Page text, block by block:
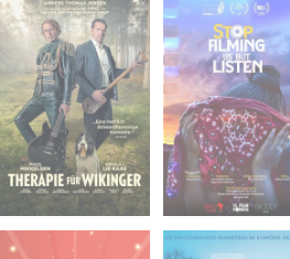
Mo. 11.05.2026
20:00
Hörsaal 2 - FSU
Mo. 18.05.2026
20:00
Hörsaal 2 - FSU